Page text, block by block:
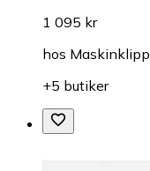
1 095 kr
hos
+5 butiker